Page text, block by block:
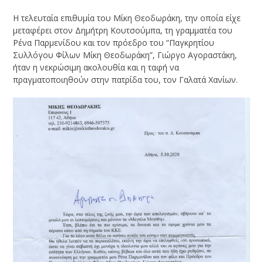
Η τελευταία επιθυμία του Μίκη Θεοδωράκη, την οποία είχε
μεταφέρει στον Δημήτρη Κουτσούμπα, τη γραμματέα του
Ρένα Παρμενίδου και τον πρόεδρο του “Παγκρητίου
Συλλόγου Φίλων Μίκη Θεοδωράκη”, Γιώργο Αγοραστάκη,
ήταν η νεκρώσιμη ακολουθία και η ταφή να
πραγματοποιηθούν στην πατρίδα του, τον Γαλατά Χανίων.